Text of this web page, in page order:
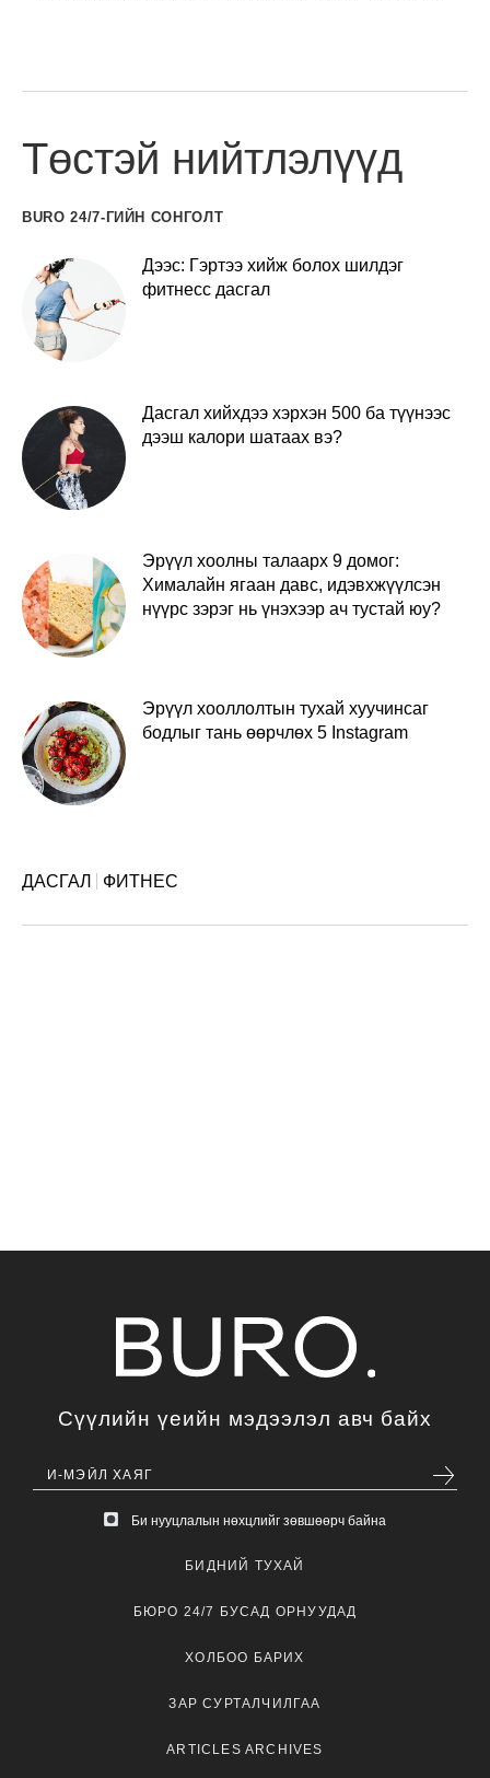
Төстэй нийтлэлүүд
BURO 24/7-ГИЙН СОНГОЛТ
Дээс: Гэртээ хийж болох шилдэг
фитнесс дасгал
Дасгал хийхдээ хэрхэн 500 ба түүнээс
дээш калори шатаах вэ?
Эрүүл хоолны талаарх 9 домог:
Хималайн ягаан давс, идэвхжүүлсэн
нүүрс зэрэг нь үнэхээр ач тустай юу?
Эрүүл хооллолтын тухай хуучинсаг
бодлыг тань өөрчлөх 5 Instagram
ДАСГАЛ ФИТНЕС
Сүүлийн үеийн мэдээлэл авч байх
Би нууцлалын нөхцлийг зөвшөөрч байна
БИДНИЙ ТУХАЙ
БЮРО 24/7 БУСАД ОРНУУДАД
ХОЛБОО БАРИХ
ЗАР СУРТАЛЧИЛГАА
ARTICLES ARCHIVES